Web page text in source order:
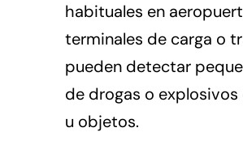
habituales en
terminales de carga o
pueden detectar
de drogas o explosivos
u objetos.